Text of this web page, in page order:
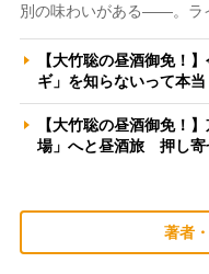
別の味わいがある――。ラ
【大竹聡の昼酒御免！
ギ」を知らないって本
【大竹聡の昼酒御免！
場」へと昼酒旅 押し
著者